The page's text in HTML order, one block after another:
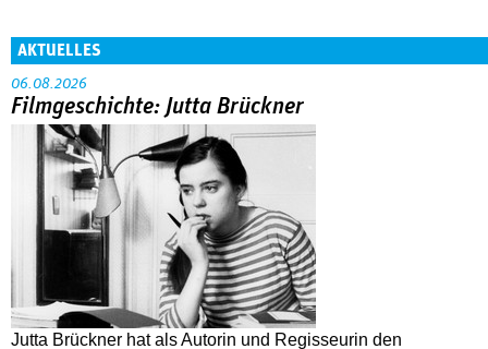
AKTUELLES
06.08.2026
Filmgeschichte: Jutta Brückner
Jutta Brückner hat als Autorin und Regisseurin den